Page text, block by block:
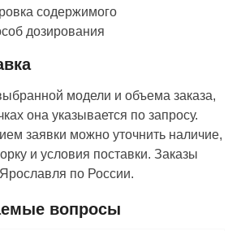
содержимого
дозирования
модели и объема заказа,
она указывается по запросу.
заявки можно уточнить наличие,
и условия поставки. Заказы
по России.
вопросы